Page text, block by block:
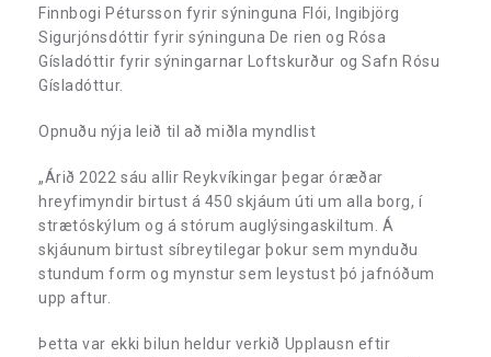
Finnbogi Pétursson fyrir sýninguna Flói, Ingibjörg
Sigurjónsdóttir fyrir sýninguna De rien og Rósa
Gísladóttir fyrir sýningarnar Loftskurður og Safn Rósu
Gísladóttur.
Opnuðu nýja leið til að miðla myndlist
„Árið 2022 sáu allir Reykvíkingar þegar óræðar
hreyfimyndir birtust á 450 skjáum úti um alla borg, í
strætóskýlum og á stórum auglýsingaskiltum. Á
skjáunum birtust síbreytilegar þokur sem mynduðu
stundum form og mynstur sem leystust þó jafnóðum
upp aftur.
Þetta var ekki bilun heldur verkið Upplausn eftir